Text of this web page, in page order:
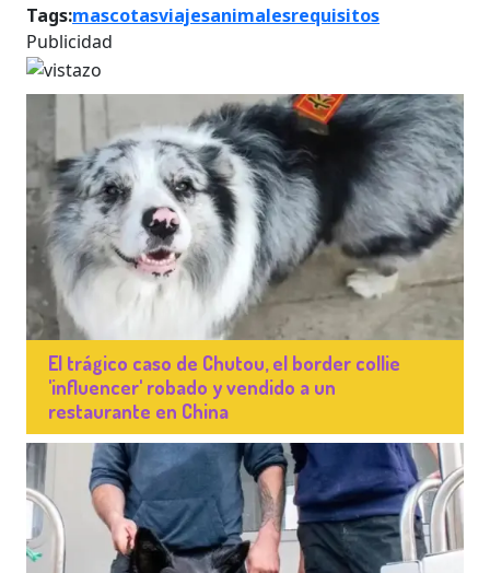
Tags:mascotasviajesanimalesrequisitos
Publicidad
El trágico caso de Chutou, el border collie
'influencer' robado y vendido a un
restaurante en China